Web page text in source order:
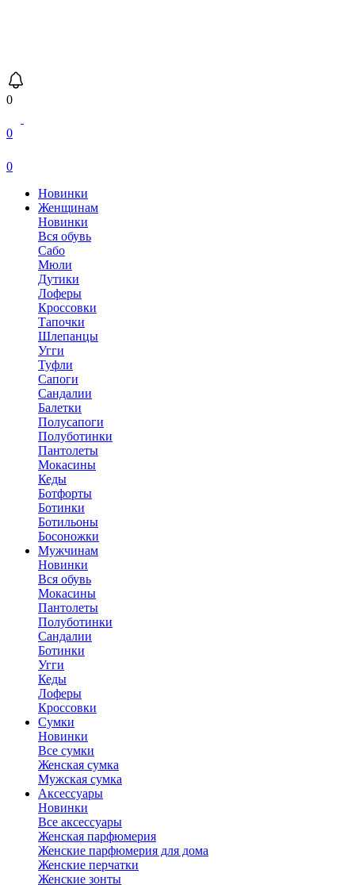
0
0
0
Новинки
Женщинам
Новинки
Вся обувь
Сабо
Мюли
Дутики
Лоферы
Кроссовки
Тапочки
Шлепанцы
Угги
Туфли
Сапоги
Сандалии
Балетки
Полусапоги
Полуботинки
Пантолеты
Мокасины
Кеды
Ботфорты
Ботинки
Ботильоны
Босоножки
Мужчинам
Новинки
Вся обувь
Мокасины
Пантолеты
Полуботинки
Сандалии
Ботинки
Угги
Кеды
Лоферы
Кроссовки
Сумки
Новинки
Все сумки
Женская сумка
Мужская сумка
Аксессуары
Новинки
Все аксессуары
Женская парфюмерия
Женские парфюмерия для дома
Женские перчатки
Женские зонты